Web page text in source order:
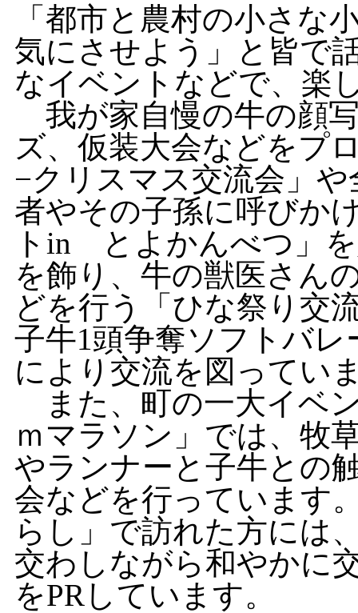
「都市と農村の小さな
気にさせよう」と皆で
なイベントなどで、楽
我が家自慢の牛の顔
ズ、仮装大会などをプ
−クリスマス交流会」
者やその子孫に呼びか
トin とよかんべつ」
を飾り、牛の獣医さん
どを行う「ひな祭り交
子牛1頭争奪ソフトバ
により交流を図ってい
また、町の一大イベ
ｍマラソン」では、牧
やランナーと子牛との
会などを行っています
らし」で訪れた方には
交わしながら和やかに
をPRしています。